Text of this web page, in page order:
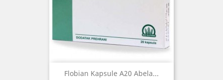
Flobian Kapsule A20 Abela...